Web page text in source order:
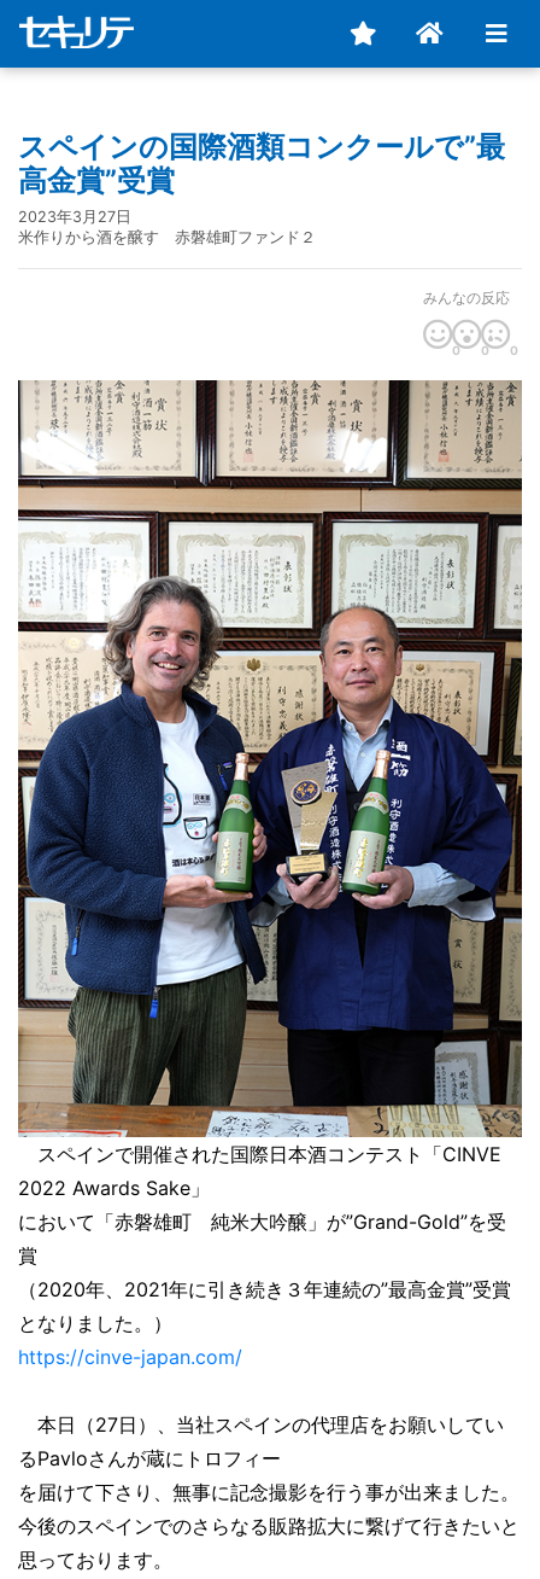
スペインの国際酒類コンクールで”最
高金賞”受賞
2023年3月27日
米作りから酒を醸す 赤磐雄町ファンド２
みんなの反応
0 0 0
スペインで開催された国際日本酒コンテスト「CINVE
2022 Awards Sake」
において「赤磐雄町 純米大吟醸」が”Grand-Gold”を受
賞
（2020年、2021年に引き続き３年連続の”最高金賞”受賞
となりました。）
https://cinve-japan.com/
本日（27日）、当社スペインの代理店をお願いしてい
るPavloさんが蔵にトロフィー
を届けて下さり、無事に記念撮影を行う事が出来ました。
今後のスペインでのさらなる販路拡大に繋げて行きたいと
思っております。